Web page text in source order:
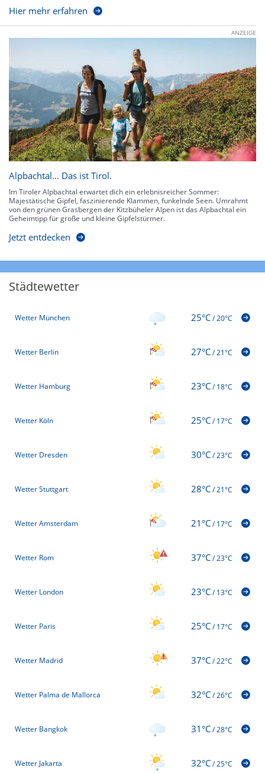
Hier mehr erfahren
ANZEIGE
Alpbachtal… Das ist Tirol.
Im Tiroler Alpbachtal erwartet dich ein erlebnisreicher Sommer:
Majestätische Gipfel, faszinierende Klammen, funkelnde Seen. Umrahmt
von den grünen Grasbergen der Kitzbüheler Alpen ist das Alpbachtal ein
Geheimtipp für große und kleine Gipfelstürmer.
Jetzt entdecken
Städtewetter
Wetter München 25°C/20°C
Wetter Berlin 27°C/21°C
Wetter Hamburg 23°C/18°C
Wetter Köln 25°C/17°C
Wetter Dresden 30°C/23°C
Wetter Stuttgart 28°C/21°C
Wetter Amsterdam 21°C/17°C
Wetter Rom 37°C/23°C
Wetter London 23°C/13°C
Wetter Paris 25°C/17°C
Wetter Madrid 37°C/22°C
Wetter Palma de Mallorca 32°C/26°C
Wetter Bangkok 31°C/28°C
Wetter Jakarta 32°C/25°C